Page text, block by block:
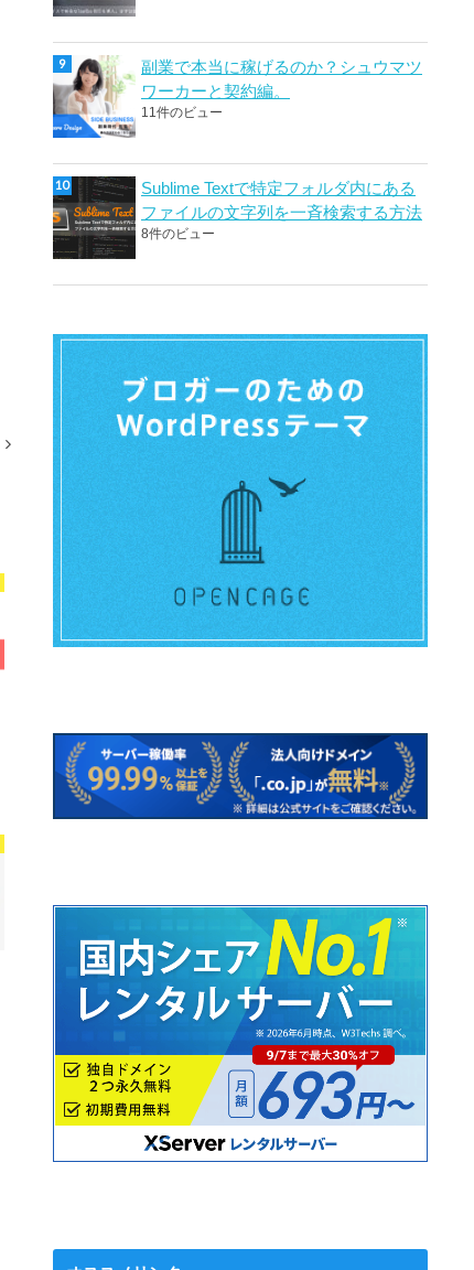
副業で本当に稼げるのか？シュウマツ
ワーカーと契約編。
11件のビュー
Sublime Textで特定フォルダ内にある
ファイルの文字列を一斉検索する方法
8件のビュー